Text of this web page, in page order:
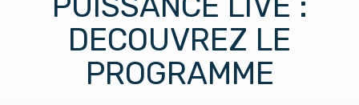
DECOUVREZ LE
PROGRAMME